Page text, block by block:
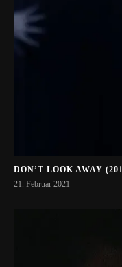
DON’T LOOK AWAY
21. Februar 2021